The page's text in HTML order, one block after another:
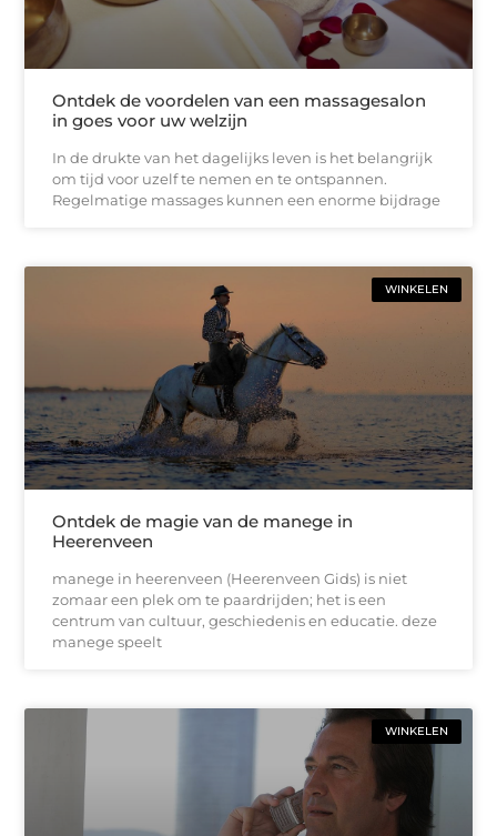
Ontdek de voordelen van een massagesalon
in goes voor uw welzijn
In de drukte van het dagelijks leven is het belangrijk
om tijd voor uzelf te nemen en te ontspannen.
Regelmatige massages kunnen een enorme bijdrage
WINKELEN
Ontdek de magie van de manege in
Heerenveen
manege in heerenveen (Heerenveen Gids) is niet
zomaar een plek om te paardrijden; het is een
centrum van cultuur, geschiedenis en educatie. deze
manege speelt
WINKELEN